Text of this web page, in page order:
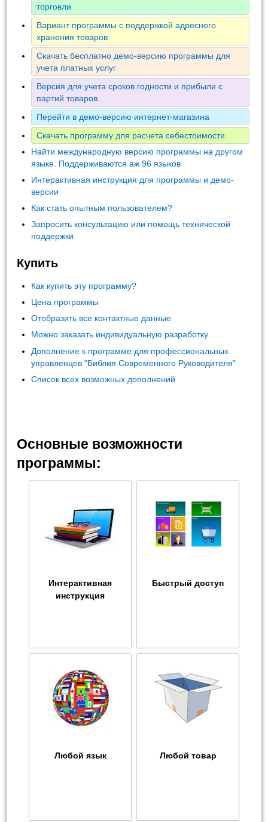
торговли
Вариант программы с поддержкой адресного
хранения товаров
Скачать бесплатно демо-версию программы для
учета платных услуг
Версия для учета сроков годности и прибыли с
партий товаров
Перейти в демо-версию интернет-магазина
Скачать программу для расчета себестоимости
Найти международную версию программы на другом
языке. Поддерживаются аж 96 языков
Интерактивная инструкция для программы и демо-
версии
Как стать опытным пользователем?
Запросить консультацию или помощь технической
поддержки
Купить
Как купить эту программу?
Цена программы
Отобразить все контактные данные
Можно заказать индивидуальную разработку
Дополнение к программе для профессиональных
управленцев "Библия Современного Руководителя"
Список всех возможных дополнений
Основные возможности
программы:
Интерактивная
инструкция
Быстрый доступ
Любой язык Любой товар